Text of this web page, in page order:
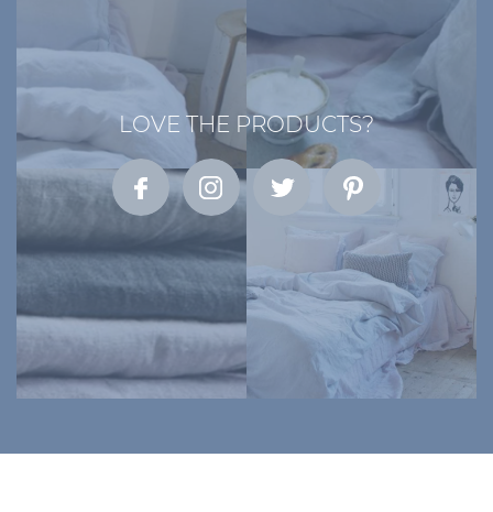
LOVE THE PRODUCTS?